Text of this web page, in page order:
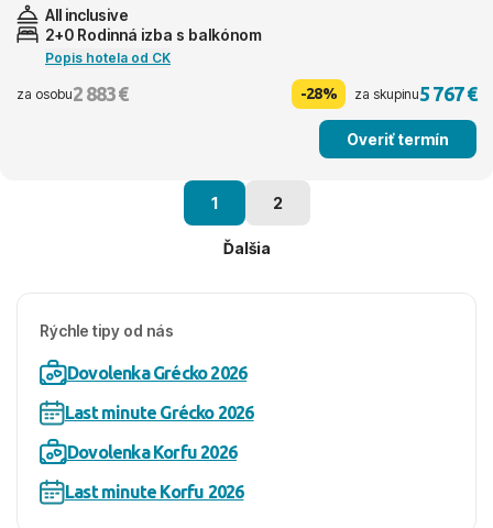
All inclusive
2+0 Rodinná izba s balkónom
Popis hotela od CK
za osobu2 883 € -28% za skupinu5 767 €
Overiť termín
1 2
Ďalšia
Rýchle tipy od nás
Dovolenka Grécko 2026
Last minute Grécko 2026
Dovolenka Korfu 2026
Last minute Korfu 2026